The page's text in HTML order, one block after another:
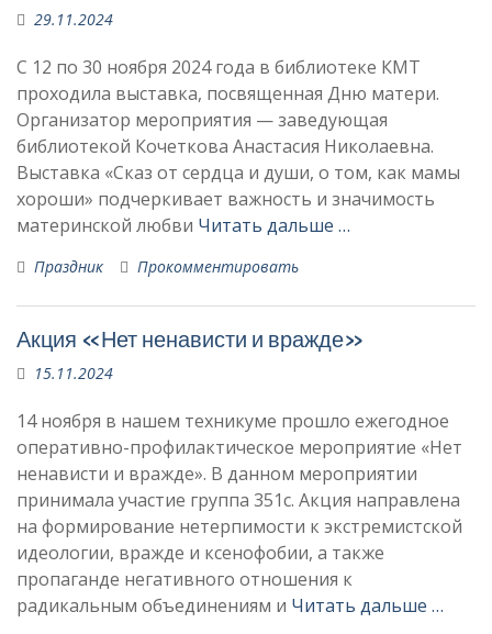
29.11.2024
С 12 по 30 ноября 2024 года в библиотеке КМТ
проходила выставка, посвященная Дню матери.
Организатор мероприятия — заведующая
библиотекой Кочеткова Анастасия Николаевна.
Выставка «Сказ от сердца и души, о том, как мамы
хороши» подчеркивает важность и значимость
материнской любви Читать дальше …
Праздник Прокомментировать
Акция «Нет ненависти и вражде»
15.11.2024
14 ноября в нашем техникуме прошло ежегодное
оперативно-профилактическое мероприятие «Нет
ненависти и вражде». В данном мероприятии
принимала участие группа 351с. Акция направлена
на формирование нетерпимости к экстремистской
идеологии, вражде и ксенофобии, а также
пропаганде негативного отношения к
радикальным объединениям и Читать дальше …